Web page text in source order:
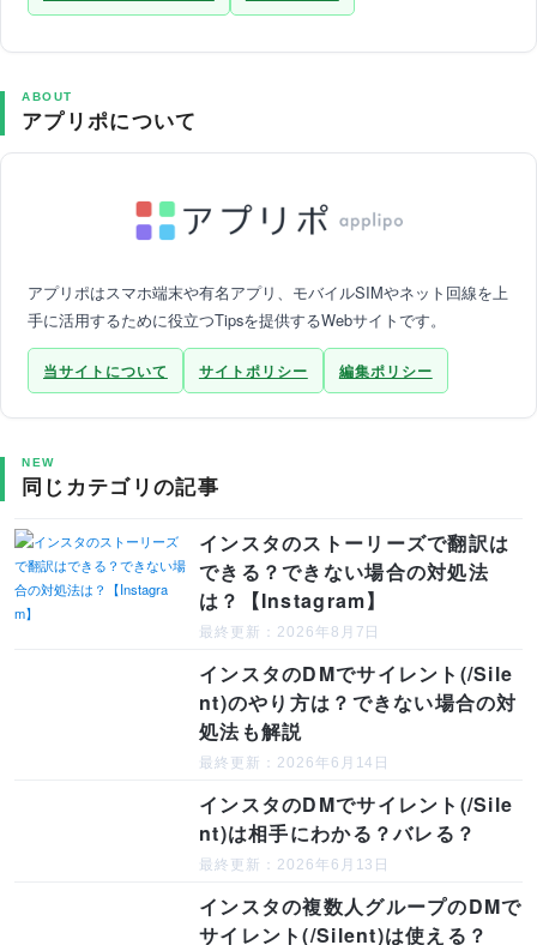
ABOUT
アプリポについて
アプリポはスマホ端末や有名アプリ、モバイルSIMやネット回線を上
手に活用するために役立つTipsを提供するWebサイトです。
当サイトについて サイトポリシー 編集ポリシー
NEW
同じカテゴリの記事
インスタのストーリーズで翻訳は
できる？できない場合の対処法
は？【Instagram】
最終更新：2026年8月7日
インスタのDMでサイレント(/Sile
nt)のやり方は？できない場合の対
処法も解説
最終更新：2026年6月14日
インスタのDMでサイレント(/Sile
nt)は相手にわかる？バレる？
最終更新：2026年6月13日
インスタの複数人グループのDMで
サイレント(/Silent)は使える？